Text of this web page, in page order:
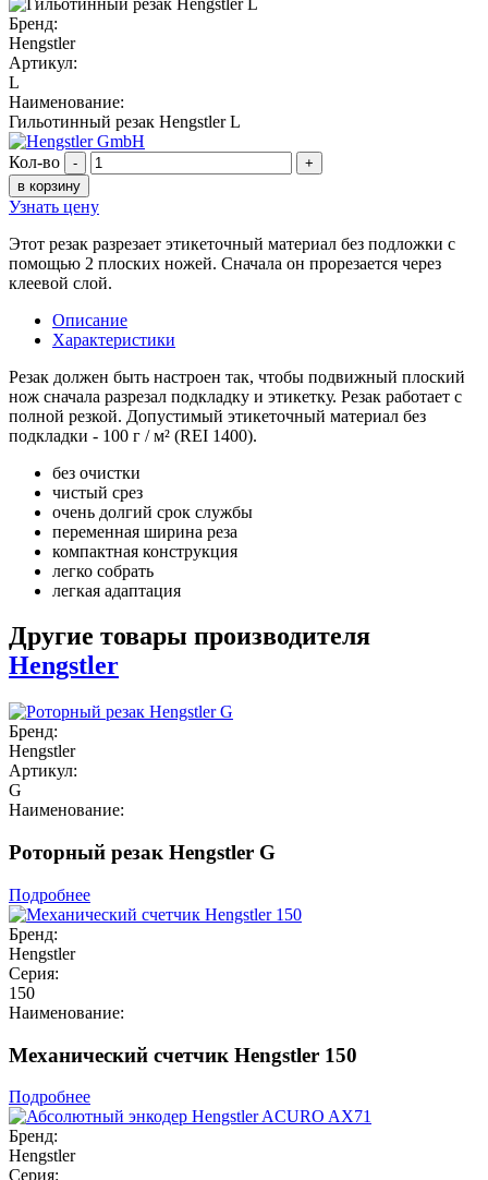
Бренд:
Hengstler
Артикул:
L
Наименование:
Гильотинный резак Hengstler L
Кол-во -
+
в корзину
Узнать цену
Этот резак разрезает этикеточный материал без подложки с
помощью 2 плоских ножей. Сначала он прорезается через
клеевой слой.
Описание
Характеристики
Резак должен быть настроен так, чтобы подвижный плоский
нож сначала разрезал подкладку и этикетку. Резак работает с
полной резкой. Допустимый этикеточный материал без
подкладки - 100 г / м² (REI 1400).
без очистки
чистый срез
очень долгий срок службы
переменная ширина реза
компактная конструкция
легко собрать
легкая адаптация
Другие товары производителя
Hengstler
Бренд:
Hengstler
Артикул:
G
Наименование:
Роторный резак Hengstler G
Подробнее
Бренд:
Hengstler
Серия:
150
Наименование:
Механический счетчик Hengstler 150
Подробнее
Бренд:
Hengstler
Серия: